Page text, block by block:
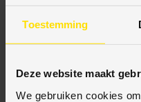
Toestemming
Deze website maakt
We gebruiken cookies
BESCHRIJVING
SPECIFICATIES